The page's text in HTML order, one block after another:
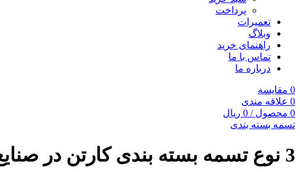
پرداخت
تعمیرات
وبلاگ
راهنمای خرید
تماس با ما
درباره ما
0 مقایسه
0 علاقه مندی
0 محصول /
0 ریال
تسمه بسته بندی
3 نوع تسمه بسته بندی کارتن در صنایع کارتن سازی